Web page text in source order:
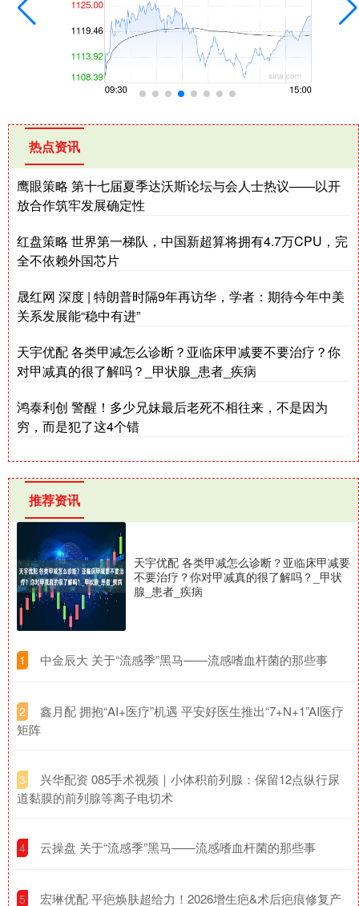
热点资讯
鹰眼策略 第十七届夏季达沃斯论坛与会人士热议——以开
放合作筑牢发展确定性
红盘策略 世界第一梯队，中国新超算将拥有4.7万CPU，完
全不依赖外国芯片
晟红网 深度 | 特朗普时隔9年再访华，学者：期待今年中美
关系发展能“稳中有进”
天宇优配 各类甲减怎么诊断？亚临床甲减要不要治疗？你
对甲减真的很了解吗？_甲状腺_患者_疾病
鸿泰利创 警醒！多少兄妹最后老死不相往来，不是因为
穷，而是犯了这4个错
推荐资讯
天宇优配 各类甲减怎么诊断？亚临床甲减要
不要治疗？你对甲减真的很了解吗？_甲状
腺_患者_疾病
1 ​中金辰大 关于“流感季”黑马——流感嗜血杆菌的那些事
2
​鑫月配 拥抱“AI+医疗”机遇 平安好医生推出“7+N+1”AI医疗
矩阵
3
​兴华配资 085手术视频｜小体积前列腺：保留12点纵行尿
道黏膜的前列腺等离子电切术
4 ​云操盘 关于“流感季”黑马——流感嗜血杆菌的那些事
5 ​宏琳优配 平疤焕肤超给力！2026增生疤&术后疤痕修复产